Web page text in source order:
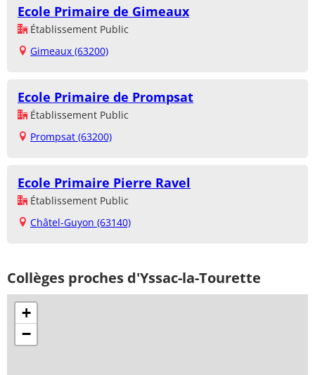
Ecole Primaire de Gimeaux
Établissement Public
Gimeaux (63200)
Ecole Primaire de Prompsat
Établissement Public
Prompsat (63200)
Ecole Primaire Pierre Ravel
Établissement Public
Châtel-Guyon (63140)
Collèges proches d'Yssac-la-Tourette
+
−